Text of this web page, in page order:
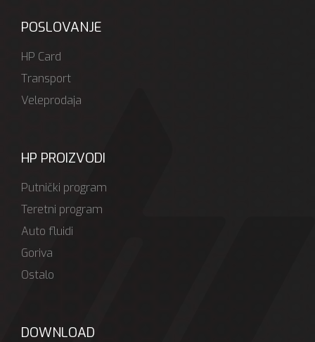
POSLOVANJE
HP Card
Transport
Veleprodaja
HP PROIZVODI
Putnički program
Teretni program
Auto fluidi
Goriva
Ostalo
DOWNLOAD